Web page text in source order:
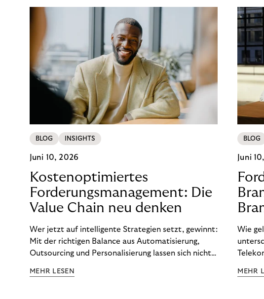
BLOG INSIGHTS
Juni 10, 2026
Kostenoptimiertes
Forderungsmanagement: Die
Value Chain neu denken
Wer jetzt auf intelligente Strategien setzt, gewinnt:
Mit der richtigen Balance aus Automatisierung,
Outsourcing und Personalisierung lassen sich nicht
Ergebnisse sichern. Riverty zeigt, wie Recovery-
MEHR LESEN
BLOG
Juni
Wie
MEHR